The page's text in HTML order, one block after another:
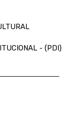
- (PDI)